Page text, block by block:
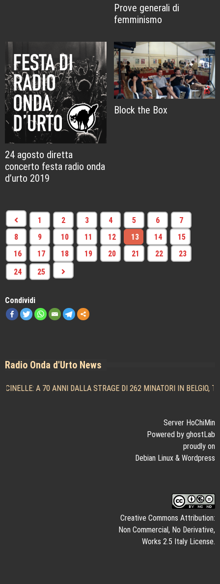
Prove generali di
femminismo
24 agosto diretta
concerto festa radio onda
d’urto 2019
Block the Box
1 2 3 4 5 6
7
8
9 10 11 12 13 14
15
16
17 18 19 20 21 22
23
24
25
Condividi
Radio Onda d'Urto News
A 70 ANNI DALLA STRAGE DI 262 MINATORI IN BELGIO,
Server HoChiMin
Powered by ghostLab
proudly on
Debian Linux & Wordpress
Creative Commons Attribution:
Non Commercial, No Derivative,
Works 2.5 Italy License.